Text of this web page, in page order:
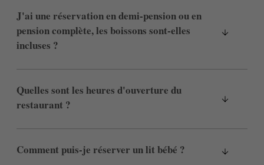
J'ai une réservation en demi-pension ou en
pension complète, les boissons sont-elles
incluses ?
Quelles sont les heures d'ouverture du
restaurant ?
Comment puis-je réserver un lit bébé ?